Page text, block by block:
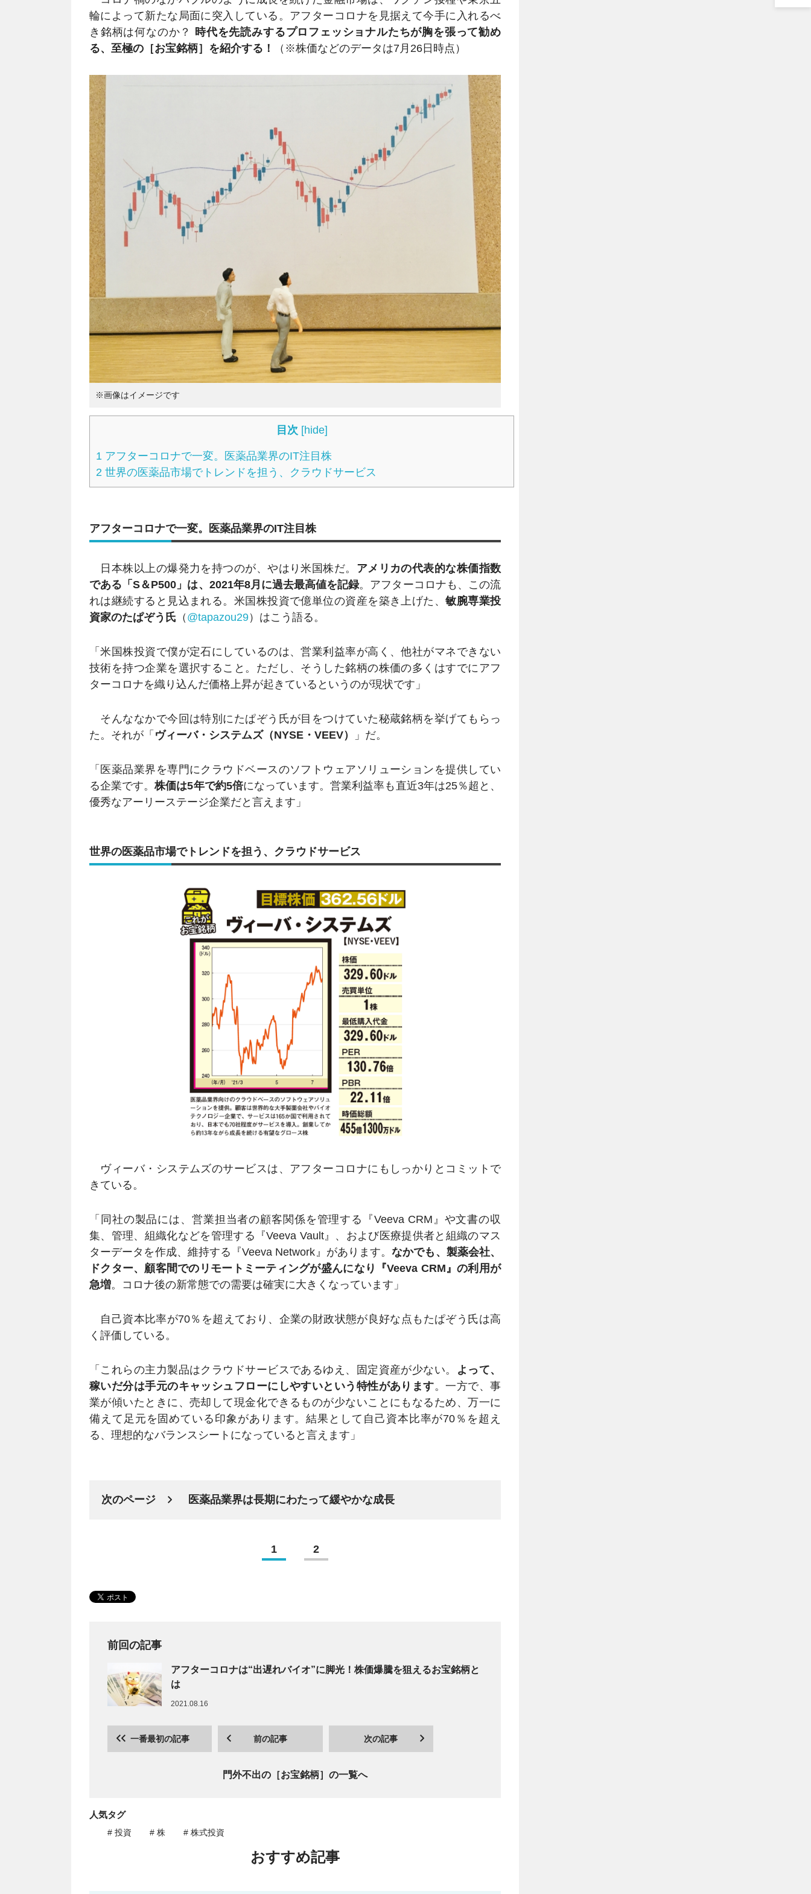
輪によって新たな局面に突入している。アフターコロナを見据えて今手に入れるべ
き銘柄は何なのか？ 時代を先読みするプロフェッショナルたちが胸を張って勧め
る、至極の［お宝銘柄］を紹介する！
（※株価などのデータは7月26日時点）
※画像はイメージです
目次 [hide]
1 アフターコロナで一変。医薬品業界のIT注目株
2 世界の医薬品市場でトレンドを担う、クラウドサービス
アフターコロナで一変。医薬品業界のIT注目株
日本株以上の爆発力を持つのが、やはり米国株だ。 アメリカの代表的な株価指数
である「S＆P500」は、2021年8月に過去最高値を記録。アフターコロナも、この流
れは継続すると見込まれる。米国株投資で億単位の資産を築き上げた、敏腕専業投
資家のたぱぞう氏 （ @tapazou29）はこう語る。
「米国株投資で僕が定石にしているのは、営業利益率が高く、他社がマネできない
技術を持つ企業を選択すること。ただし、そうした銘柄の株価の多くはすでにアフ
ターコロナを織り込んだ価格上昇が起きているというのが現状です」
そんななかで今回は特別にたぱぞう氏が目をつけていた秘蔵銘柄を挙げてもらっ
た。それが「 ヴィーバ・システムズ（NYSE・VEEV） 」だ。
「医薬品業界を専門にクラウドベースのソフトウェアソリューションを提供してい
る企業です。株価は5年で約5倍になっています。営業利益率も直近3年は25％超と、
優秀なアーリーステージ企業だと言えます」
世界の医薬品市場でトレンドを担う、クラウドサービス
ヴィーバ・システムズのサービスは、アフターコロナにもしっかりとコミットで
きている。
「同社の製品には、営業担当者の顧客関係を管理する『Veeva CRM』や文書の収
集、管理、組織化などを管理する『Veeva Vault』、および医療提供者と組織のマス
ターデータを作成、維持する『Veeva Network』があります。なかでも、製薬会社、
ドクター、顧客間でのリモートミーティングが盛んになり『Veeva CRM』の利用が
急増。コロナ後の新常態での需要は確実に大きくなっています」
自己資本比率が70％を超えており、企業の財政状態が良好な点もたぱぞう氏は高
く評価している。
「これらの主力製品はクラウドサービスであるゆえ、固定資産が少ない。
よって、
稼いだ分は手元のキャッシュフローにしやすいという特性があります。一方で、事
業が傾いたときに、売却して現金化できるものが少ないことにもなるため、万一に
備えて足元を固めている印象があります。結果として自己資本比率が70％を超え
る、理想的なバランスシートになっていると言えます」
次のページ 医薬品業界は長期にわたって緩やかな成長
1 2
前回の記事
アフターコロナは“出遅れバイオ”に脚光！株価爆騰を狙えるお宝銘柄と
は
2021.08.16
一番最初の記事 前の記事 次の記事
門外不出の［お宝銘柄］の一覧へ
人気タグ
# 投資 # 株 # 株式投資
おすすめ記事